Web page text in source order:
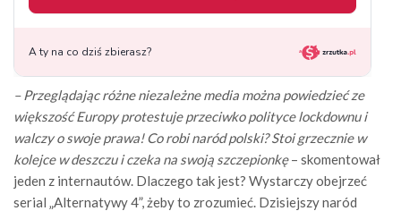
– Przeglądając różne niezależne media można powiedzieć ze
większość Europy protestuje przeciwko polityce lockdownu i
walczy o swoje prawa! Co robi naród polski? Stoi grzecznie w
kolejce w deszczu i czeka na swoją szczepionkę– skomentował
jeden z internautów. Dlaczego tak jest? Wystarczy obejrzeć
serial „Alternatywy 4”, żeby to zrozumieć. Dzisiejszy naród